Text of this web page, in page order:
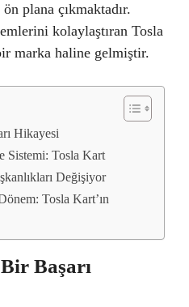
plana çıkmaktadır.
kolaylaştıran Tosla
marka haline gelmiştir.
Hikayesi
Sistemi: Tosla Kart
Değişiyor
Tosla Kart’ın
Başarı